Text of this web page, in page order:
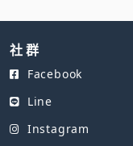
社 群
Facebook
Line
Instagram